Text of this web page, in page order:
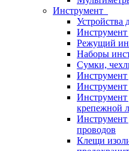
Инструмент
Устройства
Инструмент
Режущий
Наборы
Сумки,
Инструмент
Инструмент
Инструмент
крепежной
Инструмент
проводов
Клещи